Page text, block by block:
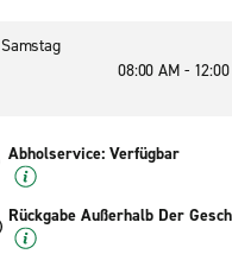
Samstag
08:00 AM -
Abholservice: Verfügbar
Rückgabe Außerhalb Der